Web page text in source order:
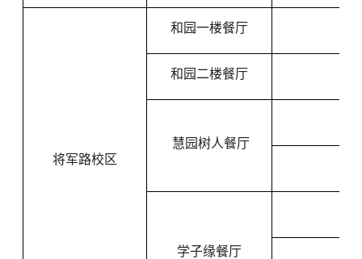
将军路校区
和园一楼餐厅
和园二楼餐厅
慧园树人餐厅
学子缘餐厅